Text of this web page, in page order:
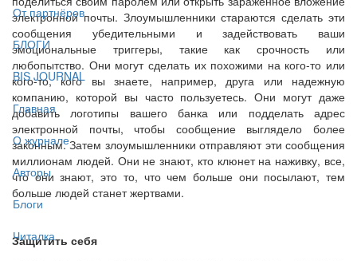
От партнёров
БЛОГИ
BIS JOURNAL
Главная
О журнале
Авторы
Блоги
Читалка
электронной почты. Злоумышленники стараются сделать эти
сообщения убедительными и задействовать ваши
эмоциональные триггеры, такие как срочность или
любопытство. Они могут сделать их похожими на кого-то или
кого-то, кого вы знаете, например, друга или надежную
компанию, которой вы часто пользуетесь. Они могут даже
добавить логотипы вашего банка или подделать адрес
электронной почты, чтобы сообщение выглядело более
законным. Затем злоумышленники отправляют эти сообщения
миллионам людей. Они не знают, кто клюнет на наживку, все,
что они знают, это то, что чем больше они посылают, тем
больше людей станет жертвами.
Защитить себя